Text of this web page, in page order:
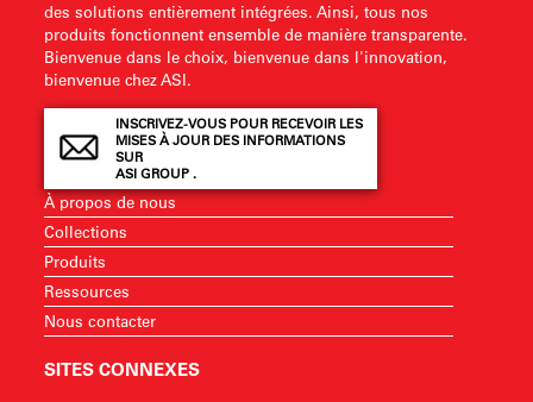
des solutions entièrement intégrées. Ainsi, tous nos
produits fonctionnent ensemble de manière transparente.
Bienvenue dans le choix, bienvenue dans l'innovation,
bienvenue chez ASI.
INSCRIVEZ-VOUS POUR RECEVOIR LES
MISES À JOUR DES INFORMATIONS
SUR
ASI GROUP .
À propos de nous
Collections
Produits
Ressources
Nous contacter
SITES CONNEXES